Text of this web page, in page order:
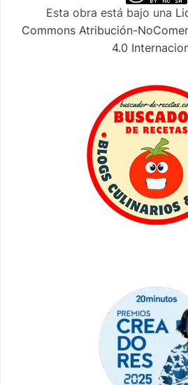
Esta obra está bajo una
Commons Atribución-
4.0